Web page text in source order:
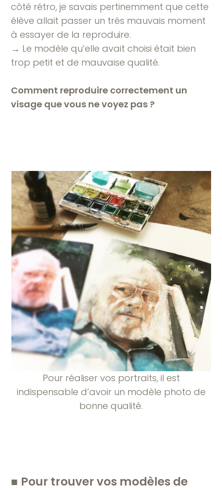
côté rétro, je savais pertinemment que cette
élève allait passer un très mauvais moment
à essayer de la reproduire.
→ Le modèle qu’elle avait choisi était bien
trop petit et de mauvaise qualité.
Comment reproduire correctement un
visage que vous ne voyez pas ?
Pour réaliser vos portraits, il est
indispensable d’avoir un modèle photo de
bonne qualité.
■ Pour trouver vos modèles de